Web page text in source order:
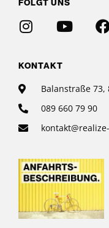
FOLGT UNS
KONTAKT
Balanstraße 73,
089 660 79 90